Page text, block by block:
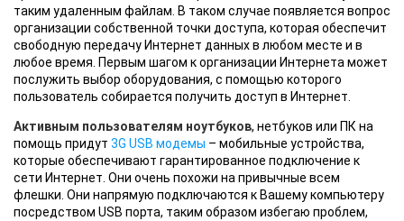
таким удаленным файлам. В таком случае появляется вопрос
организации собственной точки доступа, которая обеспечит
свободную передачу Интернет данных в любом месте и в
любое время. Первым шагом к организации Интернета может
послужить выбор оборудования, с помощью которого
пользователь собирается получить доступ в Интернет.
Активным пользователям ноутбуков, нетбуков или ПК на
помощь придут 3G USB модемы – мобильные устройства,
которые обеспечивают гарантированное подключение к
сети Интернет. Они очень похожи на привычные всем
флешки. Они напрямую подключаются к Вашему компьютеру
посредством USB порта, таким образом избегаю проблем,